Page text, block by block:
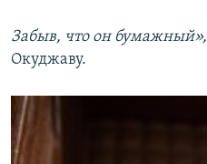
Забыв, что он бумажный»,
Окуджаву.